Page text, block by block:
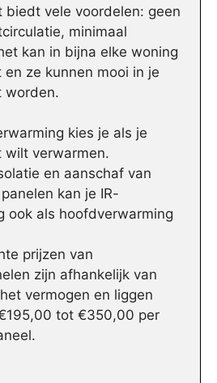
biedt vele voordelen: geen
minimaal
kan in bijna elke woning
ze kunnen mooi in je
worden.
kies je als je
wilt verwarmen.
en aanschaf van
kan je IR-
ook als hoofdverwarming
prijzen van
zijn afhankelijk van
vermogen en liggen
tot €350,00 per